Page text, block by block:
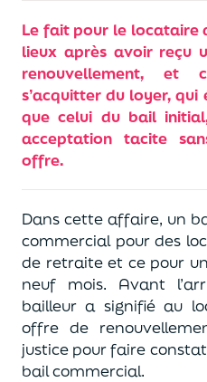
Le fait pour le locataire
lieux après avoir reçu
renouvellement,
s’acquitter du loyer,
que celui du bail
acceptation tacite
offre.
Dans cette affaire, un
commercial pour des
de retraite et ce pour
neuf mois. Avant
bailleur a signifié au
offre de
justice pour faire
bail commercial.